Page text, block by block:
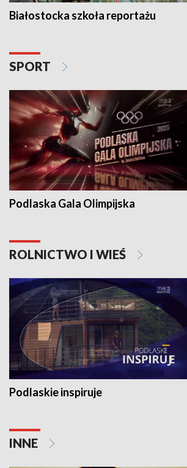
Białostocka szkoła reportażu
SPORT
Podlaska Gala Olimpijska
ROLNICTWO I WIEŚ
Podlaskie inspiruje
INNE